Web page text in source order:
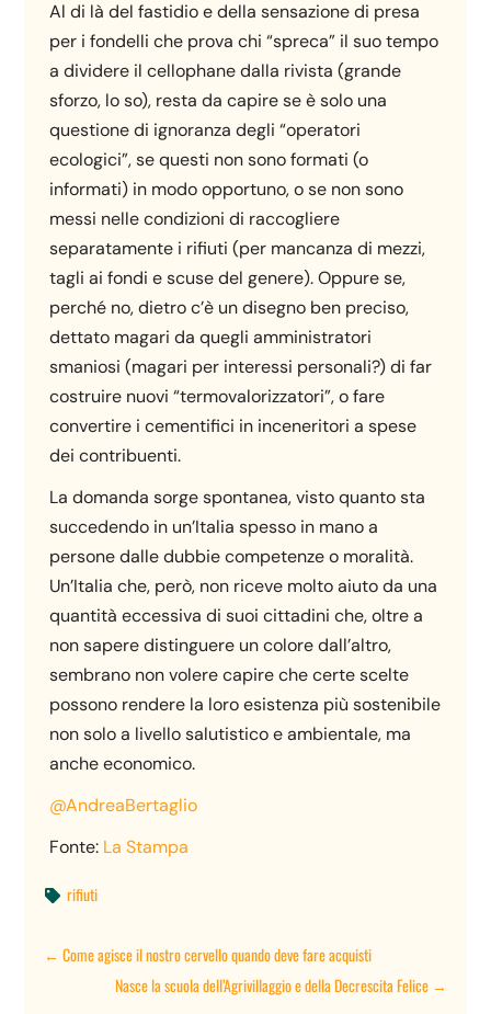
Al di là del fastidio e della sensazione di presa
per i fondelli che prova chi “spreca” il suo tempo
a dividere il cellophane dalla rivista (grande
sforzo, lo so), resta da capire se è solo una
questione di ignoranza degli “operatori
ecologici”, se questi non sono formati (o
informati) in modo opportuno, o se non sono
messi nelle condizioni di raccogliere
separatamente i rifiuti (per mancanza di mezzi,
tagli ai fondi e scuse del genere). Oppure se,
perché no, dietro c’è un disegno ben preciso,
dettato magari da quegli amministratori
smaniosi (magari per interessi personali?) di far
costruire nuovi “termovalorizzatori”, o fare
convertire i cementifici in inceneritori a spese
dei contribuenti.
La domanda sorge spontanea, visto quanto sta
succedendo in un’Italia spesso in mano a
persone dalle dubbie competenze o moralità.
Un’Italia che, però, non riceve molto aiuto da una
quantità eccessiva di suoi cittadini che, oltre a
non sapere distinguere un colore dall’altro,
sembrano non volere capire che certe scelte
possono rendere la loro esistenza più sostenibile
non solo a livello salutistico e ambientale, ma
anche economico.
@AndreaBertaglio
Fonte: La Stampa
 rifiuti
←Come agisce il nostro cervello quando deve fare acquisti
Nasce la scuola dell’Agrivillaggio e della Decrescita Felice→